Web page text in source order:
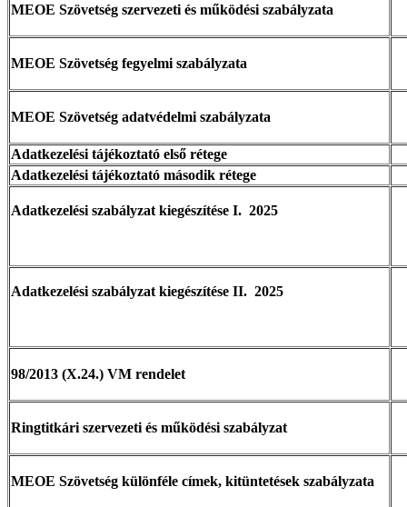
MEOE Szövetség szervezeti és működési szabályzata
MEOE Szövetség fegyelmi szabályzata
MEOE Szövetség adatvédelmi szabályzata
Adatkezelési tájékoztató első rétege
Adatkezelési tájékoztató második rétege
Adatkezelési szabályzat kiegészítése I. 2025
Adatkezelési szabályzat kiegészítése II. 2025
98/2013 (X.24.) VM rendelet
Ringtitkári szervezeti és működési szabályzat
MEOE Szövetség különféle címek, kitüntetések szabályzata